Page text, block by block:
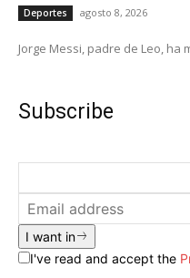
Deportes agosto 8, 2026
Jorge Messi, padre de Leo, ha
Subscribe
I want in
I've read and accept the